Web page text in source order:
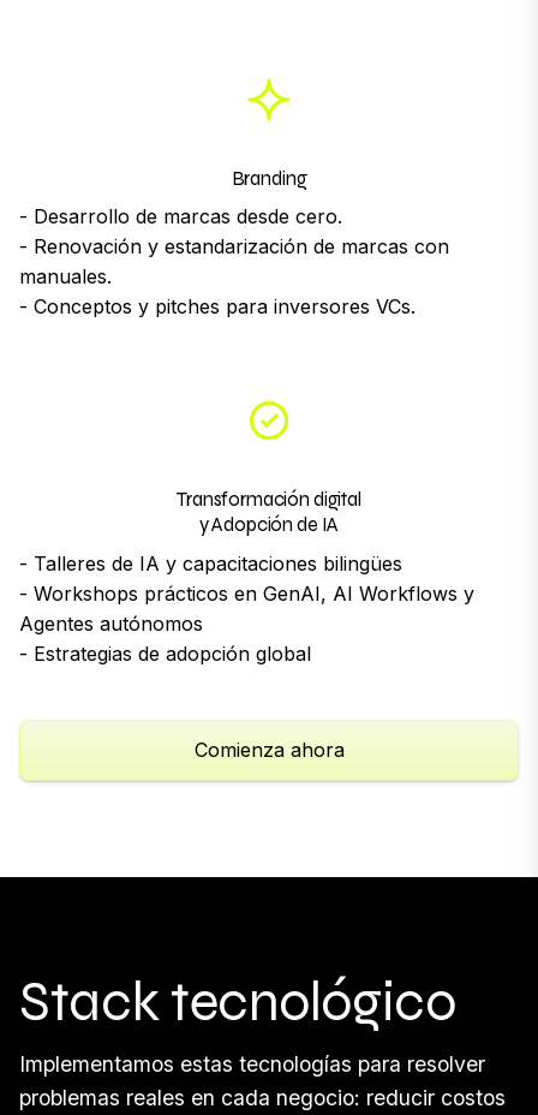
Branding
- Desarrollo de marcas desde cero.
- Renovación y estandarización de marcas con
manuales.
- Conceptos y pitches para inversores VCs.
Transformación digital
y Adopción de IA
- Talleres de IA y capacitaciones bilingües
- Workshops prácticos en GenAI, AI Workflows y
Agentes autónomos
- Estrategias de adopción global
Comienza ahora
Stack tecnológico
Implementamos estas tecnologías para resolver
problemas reales en cada negocio: reducir costos